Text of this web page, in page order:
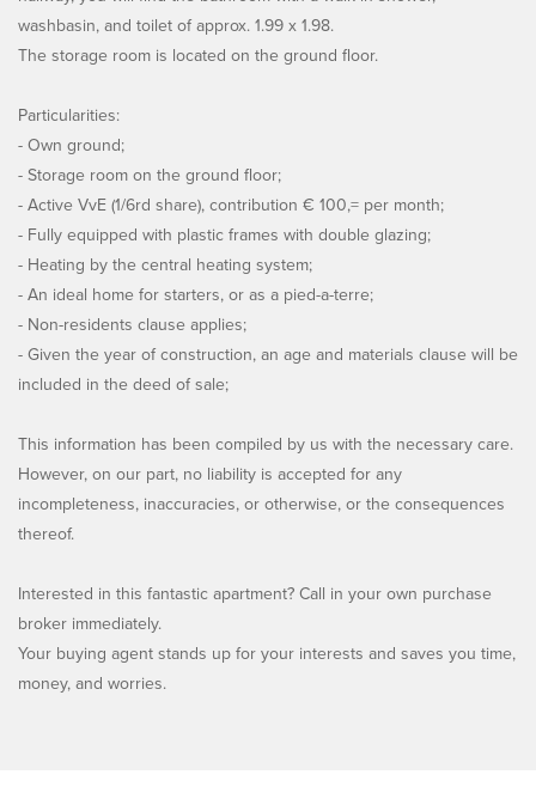
washbasin, and toilet of approx. 1.99 x 1.98.
The storage room is located on the ground floor.
Particularities:
- Own ground;
- Storage room on the ground floor;
- Active VvE (1/6rd share), contribution € 100,= per month;
- Fully equipped with plastic frames with double glazing;
- Heating by the central heating system;
- An ideal home for starters, or as a pied-a-terre;
- Non-residents clause applies;
- Given the year of construction, an age and materials clause will be
included in the deed of sale;
This information has been compiled by us with the necessary care.
However, on our part, no liability is accepted for any
incompleteness, inaccuracies, or otherwise, or the consequences
thereof.
Interested in this fantastic apartment? Call in your own purchase
broker immediately.
Your buying agent stands up for your interests and saves you time,
money, and worries.